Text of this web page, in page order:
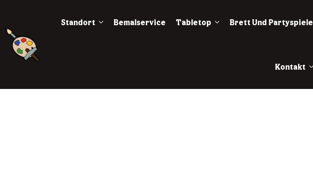
Standort Bemalservice Tabletop Brett Und Partyspiele
Kontakt